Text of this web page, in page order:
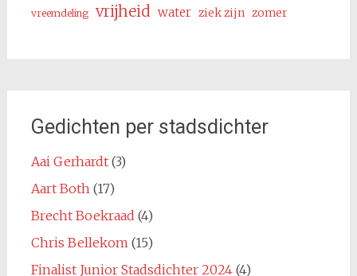
vreemdeling
vrijheid water ziek zijn zomer
Gedichten per stadsdichter
Aai Gerhardt(3)
Aart Both (17)
Brecht Boekraad (4)
Chris Bellekom (15)
Finalist Junior Stadsdichter 2024(4)